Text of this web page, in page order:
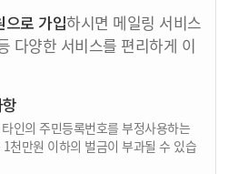
으로 가입하시면 메일링 서비스
다양한 서비스를 편리하게 이
인의 주민등록번호를 부정사용하는
천만원 이하의 벌금이 부과될 수 있습